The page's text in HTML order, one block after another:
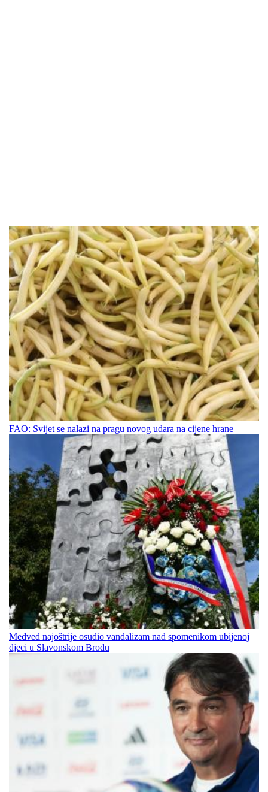
FAO: Svijet se nalazi na pragu novog udara na cijene hrane
Medved najoštrije osudio vandalizam nad spomenikom ubijenoj
djeci u Slavonskom Brodu